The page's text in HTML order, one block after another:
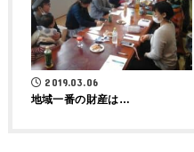
2019.03.06
地域一番の財産は…